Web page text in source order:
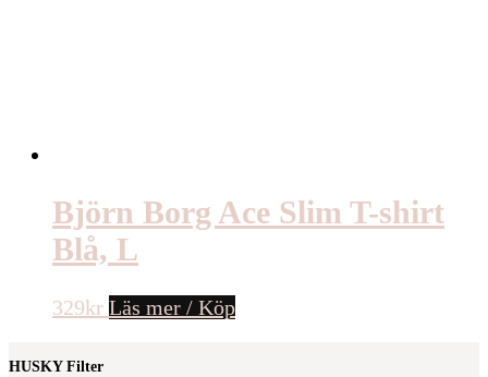
Björn Borg Ace Slim T-shirt
Blå, L
329kr Läs mer / Köp
HUSKY Filter